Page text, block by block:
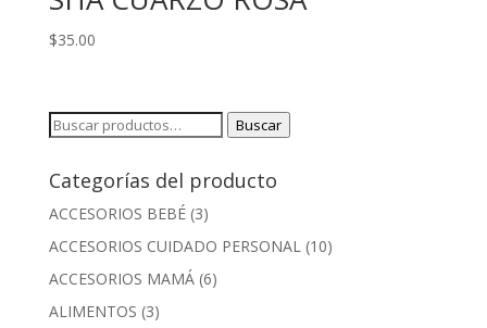
$35.00
Buscar
Buscar
Categorías del producto
ACCESORIOS BEBÉ (3)
ACCESORIOS CUIDADO PERSONAL (10)
ACCESORIOS MAMÁ (6)
ALIMENTOS (3)